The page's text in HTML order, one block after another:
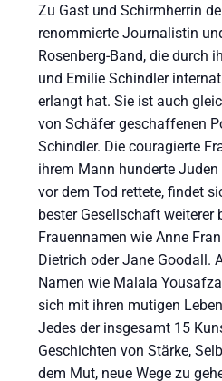
Zu Gast und Schirmherrin
renommierte Journalistin
Rosenberg-Band, die durch
und Emilie Schindler
erlangt hat. Sie ist auch
von Schäfer geschaffenen
Schindler. Die couragierte
ihrem Mann hunderte
vor dem Tod rettete, findet
bester Gesellschaft weiterer
Frauennamen wie Anne
Dietrich oder Jane Goodall.
Namen wie Malala
sich mit ihren mutigen
Jedes der insgesamt 15
Geschichten von Stärke,
dem Mut, neue Wege zu